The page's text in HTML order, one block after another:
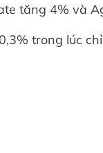
tăng 4% và
trong lúc